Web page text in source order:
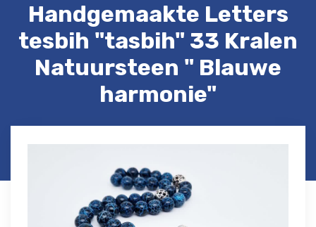
Handgemaakte Letters
tesbih "tasbih" 33 Kralen
Natuursteen " Blauwe
harmonie"